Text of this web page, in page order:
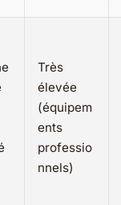
Très
élevée
(équipem
ents
professio
nnels)